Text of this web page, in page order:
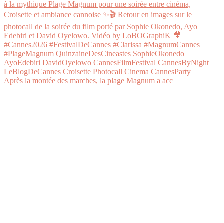
Après la montée des marches, la plage Magnum a acc